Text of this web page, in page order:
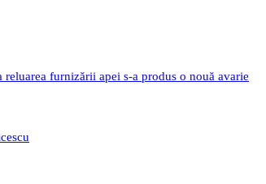
furnizării apei s-a produs o nouă avarie